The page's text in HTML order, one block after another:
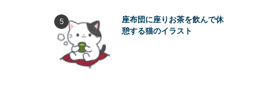
座布団に座りお茶を飲んで休
憩する猫のイラスト